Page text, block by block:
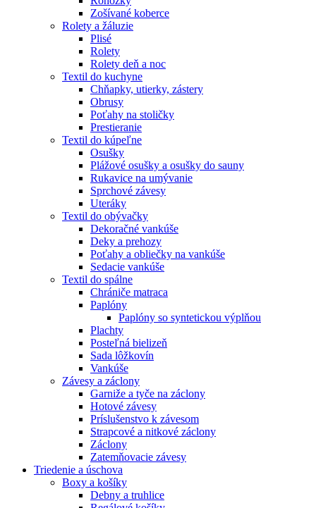
Zošívané koberce
Rolety a žáluzie
Plisé
Rolety
Rolety deň a noc
Textil do kuchyne
Chňapky, utierky, zástery
Obrusy
Poťahy na stoličky
Prestieranie
Textil do kúpeľne
Osušky
Plážové osušky a osušky do sauny
Rukavice na umývanie
Sprchové závesy
Uteráky
Textil do obývačky
Dekoračné vankúše
Deky a prehozy
Poťahy a obliečky na vankúše
Sedacie vankúše
Textil do spálne
Chrániče matraca
Paplóny
Paplóny so syntetickou výplňou
Plachty
Posteľná bielizeň
Sada lôžkovín
Vankúše
Závesy a záclony
Garniže a tyče na záclony
Hotové závesy
Príslušenstvo k závesom
Strapcové a nitkové záclony
Záclony
Zatemňovacie závesy
Triedenie a úschova
Boxy a košíky
Debny a truhlice